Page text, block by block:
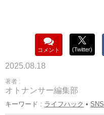
コメント (Twitter)
2025.08.18
著者 :
オトナンサー編集部
キーワード : ライフハック • SNS